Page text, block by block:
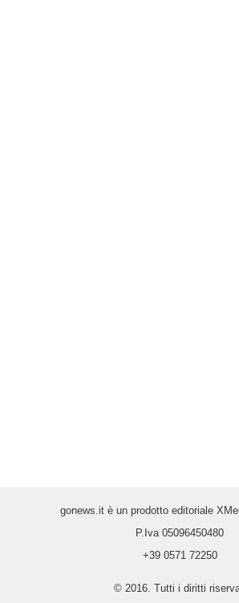
gonews.it è un prodotto editoriale
P.Iva 05096450480
+39 0571 72250
© 2016. Tutti i diritti